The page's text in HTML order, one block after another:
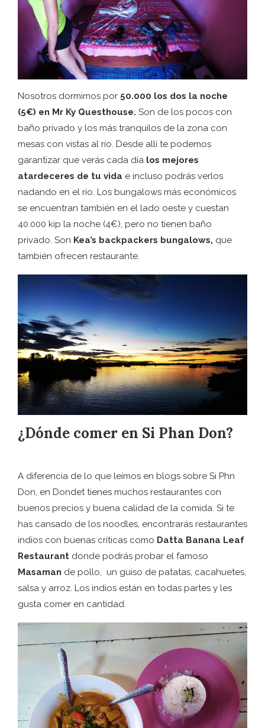
Nosotros dormimos por 50.000 los dos la noche
(5€) en Mr Ky Questhouse. Son de los pocos con
baño privado y los más tranquilos de la zona con
mesas con vistas al río. Desde allí te podemos
garantizar que verás cada día los mejores
atardeceres de tu vida e incluso podrás verlos
nadando en el río. Los bungalows más económicos
se encuentran también en el lado oeste y cuestan
40.000 kip la noche (4€), pero no tienen baño
privado. Son Kea’s backpackers bungalows, que
también ofrecen restaurante.
¿Dónde comer en Si Phan Don?
A diferencia de lo que leímos en blogs sobre Si Phn
Don, en Dondet tienes muchos restaurantes con
buenos precios y buena calidad de la comida. Si te
has cansado de los noodles, encontrarás restaurantes
indios con buenas críticas como Datta Banana Leaf
Restaurant donde podrás probar el famoso
Masaman de pollo, un guiso de patatas, cacahuetes,
salsa y arroz. Los indios están en todas partes y les
gusta comer en cantidad.